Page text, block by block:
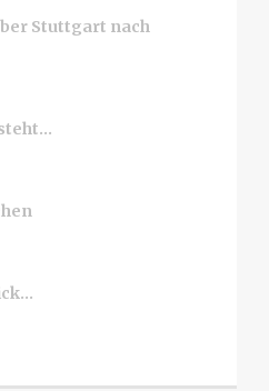
Stuttgart nach